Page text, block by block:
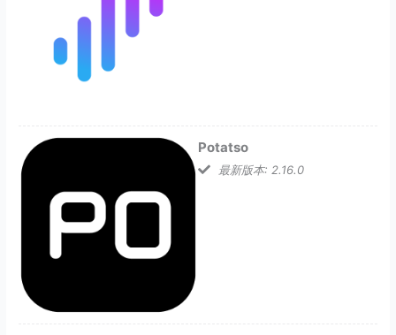
Potatso
最新版本: 2.16.0